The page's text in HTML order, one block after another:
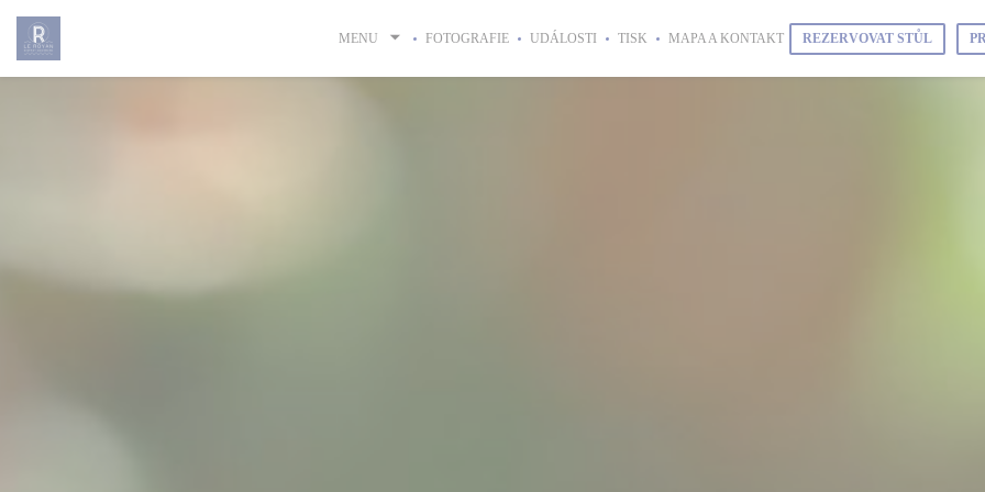
MENU FOTOGRAFIE UDÁLOSTI TISK MAPA A KONTAKT REZERVOVAT STŮL